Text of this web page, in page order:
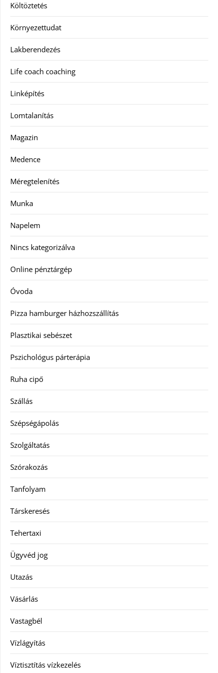
Költöztetés
Környezettudat
Lakberendezés
Life coach coaching
Linképítés
Lomtalanítás
Magazin
Medence
Méregtelenítés
Munka
Napelem
Nincs kategorizálva
Online pénztárgép
Óvoda
Pizza hamburger házhozszállítás
Plasztikai sebészet
Pszichológus párterápia
Ruha cipő
Szállás
Szépségápolás
Szolgáltatás
Szórakozás
Tanfolyam
Társkeresés
Tehertaxi
Ügyvéd jog
Utazás
Vásárlás
Vastagbél
Vízlágyítás
Víztisztítás vízkezelés